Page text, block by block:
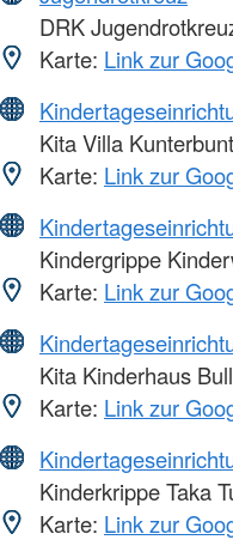
DRK
Karte: Link zur
Kita Villa Kunterbunt
Karte: Link zur
Kindergrippe
Karte: Link zur
Kita Kinderhaus
Karte: Link zur
Kinderkrippe Taka
Karte: Link zur